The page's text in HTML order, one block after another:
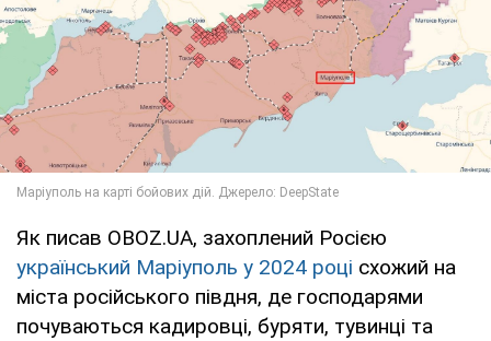
Як писав OBOZ.UA, захоплений Росією
український Маріуполь у 2024 році схожий на
міста російського півдня, де господарями
почуваються кадировці, буряти, тувинці та